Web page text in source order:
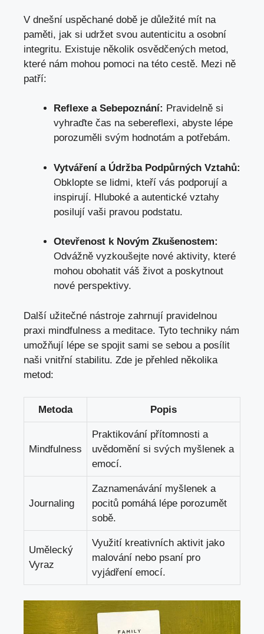
V ​dnešní uspěchané době ​je důležité mít na⁤
paměti, jak⁣ si⁤ udržet svou ⁢autenticitu a osobní‌
integritu. Existuje⁣ několik osvědčených metod,
které nám mohou pomoci na této cestě. Mezi ně​
patří:
Reflexe⁤ a Sebepoznání: ‍Pravidelně ‌si
⁣vyhraďte⁤ čas na⁢ sebereflexi, ⁢abyste⁢ lépe
‍porozuměli svým⁤ hodnotám a ⁢potřebám.
Vytváření⁤ a⁢ Údržba Podpůrných Vztahů:
Obklopte ⁢se lidmi, kteří vás podporují a
inspirují. Hluboké a autentické vztahy
posilují ‌vaši⁢ pravou podstatu.
Otevřenost ⁣k⁤ Novým ‍Zkušenostem:
Odvážně vyzkoušejte nové⁤ aktivity, které
mohou obohatit ⁢váš život ​a poskytnout⁣
nové perspektivy.
Další užitečné ​nástroje zahrnují⁣ pravidelnou
praxi mindfulness a meditace. Tyto techniky nám
umožňují lépe se ‌spojit sami se​ sebou a posílit
naši vnitřní stabilitu. Zde ⁣je přehled několika
metod:
Metoda Popis
Mindfulness
Praktikování přítomnosti ⁤a​
uvědomění⁣ si svých myšlenek a
emocí.
Journaling
Zaznamenávání myšlenek a
pocitů pomáhá lépe porozumět
⁣sobě.
Umělecký⁣
Vyraz
Využití ‌kreativních aktivit jako
malování nebo psaní pro
vyjádření emocí.